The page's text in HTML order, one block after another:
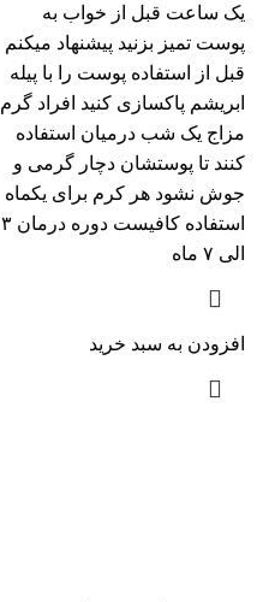
یک ساعت قبل از خواب به
پوست تمیز بزنید پیشنهاد میکنم
قبل از استفاده پوست را با پیله
ابریشم پاکسازی کنید افراد گرم
مزاج یک شب درمیان استفاده
کنند تا پوستشان دچار گرمی و
جوش نشود هر کرم برای یکماه
استفاده کافیست دوره درمان ۳
الی ۷ ماه
افزودن به سبد خرید